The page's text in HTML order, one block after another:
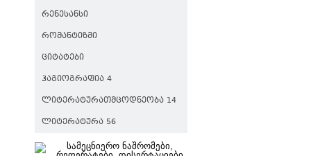
ᲠᲔᲜᲔᲡᲐᲜᲡᲘ
ᲠᲝᲛᲐᲜᲢᲘᲖᲛᲘ
ᲪᲘᲢᲐᲢᲔᲑᲘ
ᲰᲐᲒᲘᲝᲒᲠᲐᲤᲘᲐ 4
ᲚᲘᲢᲔᲠᲐᲢᲣᲠᲐᲗᲛᲪᲝᲓᲜᲔᲝᲑᲐ 14
ᲚᲘᲢᲔᲠᲐᲢᲣᲠᲐ 56